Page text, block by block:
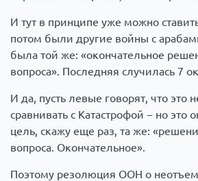
И тут в принципе уже можно
потом были другие войны с
была той же: «окончательное
вопроса». Последняя случилась 7
И да, пусть левые говорят, что это
сравнивать с Катастрофой − но это
цель, скажу еще раз, та же:
вопроса. Окончательное».
Поэтому резолюция ООН о